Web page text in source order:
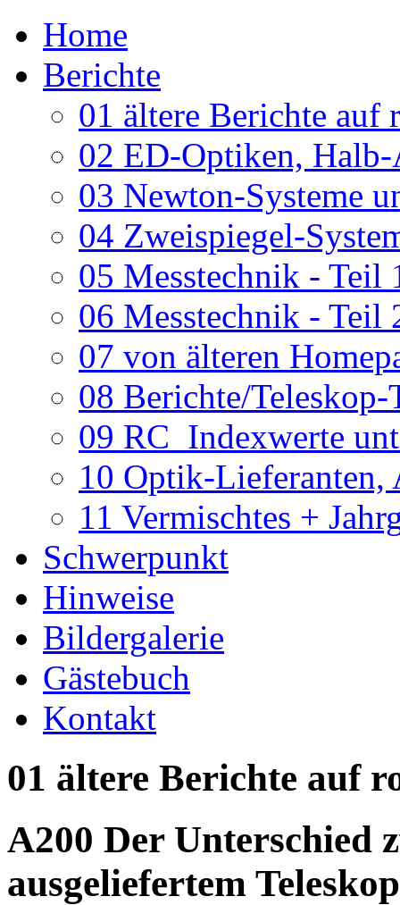
Home
Berichte
01 ältere Berichte auf
02 ED-Optiken, Halb-
03 Newton-Systeme
04 Zweispiegel-
05 Messtechnik - Teil
06 Messtechnik - Teil
07 von älteren
08 Berichte/
09 RC_Indexwerte
10 Optik-Lieferanten,
11 Vermischtes +
Schwerpunkt
Hinweise
Bildergalerie
Gästebuch
Kontakt
01 ältere Berichte auf
A200 Der Unterschied
ausgeliefertem